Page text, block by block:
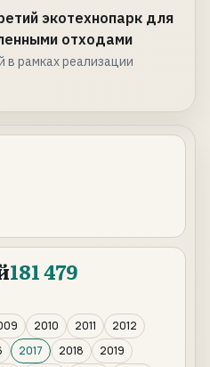
экотехнопарк для
отходами
в рамках реализации
181 479
2010 2011
2012
2017 2018
2019